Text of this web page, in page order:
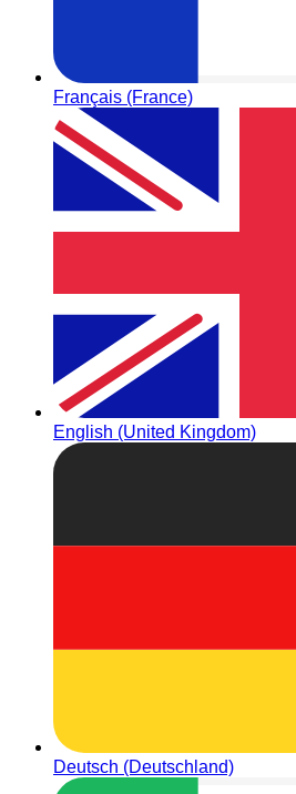
Français (France)
English (United Kingdom)
Deutsch (Deutschland)